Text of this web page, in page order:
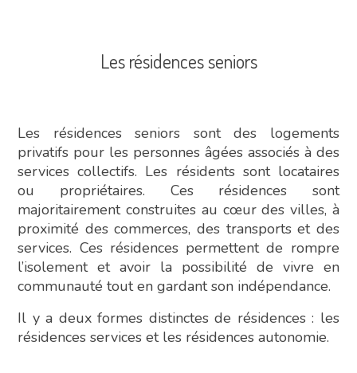
Les résidences seniors
Les résidences seniors sont des logements
privatifs pour les personnes âgées associés à des
services collectifs. Les résidents sont locataires
ou propriétaires. Ces résidences sont
majoritairement construites au cœur des villes, à
proximité des commerces, des transports et des
services. Ces résidences permettent de rompre
l’isolement et avoir la possibilité de vivre en
communauté tout en gardant son indépendance.
Il y a deux formes distinctes de résidences : les
résidences services et les résidences autonomie.